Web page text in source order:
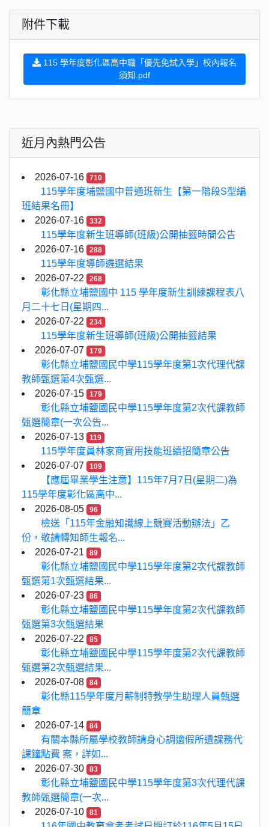
附件下載
115 學年度彰化區高中職「優先免試入學」校內報名
須知.pdf
近月內熱門公告
2026-07-16 710
115學年度埔鹽國中普通班新生【第一階段S型編
班結果名冊】
2026-07-16
332
115學年度新生班導師(班級)公開抽籤時間公告
2026-07-16
288
115學年度導師遴選結果
2026-07-22
268
彰化縣立埔鹽國中 115 學年度新生訓練課程表八
月二十七日(星期四...
2026-07-22
234
115學年度新生班導師(班級)公開抽籤結果
2026-07-07
179
彰化縣立埔鹽國民中學115學年度第1次代理代課
教師甄選第4次甄選...
2026-07-15
179
彰化縣立埔鹽國民中學115學年度第2次代課教師
甄選簡章(一次公告...
2026-07-13
119
115學年度員林家商實用技能班續招簡章公告
2026-07-07
109
【應屆畢業學生注意】115年7月7日(星期二)為
115學年度彰化區高中...
2026-08-05
96
檢送「115年金融知識線上競賽活動辦法」乙
份，敬請轉知師生報名...
2026-07-21
89
彰化縣立埔鹽國民中學115學年度第2次代課教師
甄選第1次甄選結果...
2026-07-23
86
彰化縣立埔鹽國民中學115學年度第2次代課教師
甄選第3次甄選結果
2026-07-22
85
彰化縣立埔鹽國民中學115學年度第2次代課教師
甄選第2次甄選結果...
2026-07-08
84
彰化縣115學年度月薪制特教學生助理人員甄選
簡章
2026-07-14
84
有關本縣所屬學校教師請身心調適假所遺課務代
課鐘點費 案，詳如...
2026-07-30
83
彰化縣立埔鹽國民中學115學年度第3次代理代課
教師甄選簡章(一次...
2026-07-10
81